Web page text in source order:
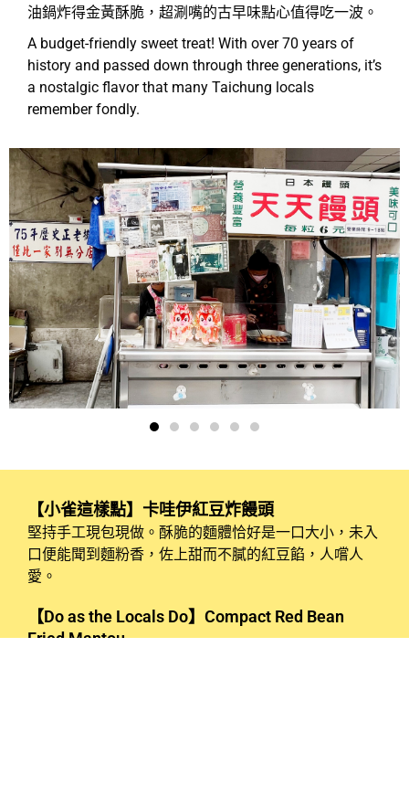
油鍋炸得金黃酥脆，超涮嘴的古早味點心值得吃一波。
A budget-friendly sweet treat! With over 70 years of
history and passed down through three generations, it’s
a nostalgic flavor that many Taichung locals
remember fondly.
【小雀這樣點】卡哇伊紅豆炸饅頭
堅持手工現包現做。酥脆的麵體恰好是一口大小，未入
口便能聞到麵粉香，佐上甜而不膩的紅豆餡，人嚐人
愛。
【Do as the Locals Do】Compact Red Bean
Fried Mantou